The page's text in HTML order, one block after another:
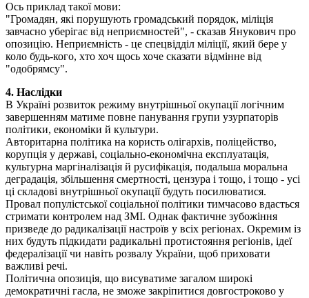
Ось приклад такої мови:
"Громадян, які порушують громадський порядок, міліція
завчасно уберігає від неприємностей", - сказав Янукович про
опозицію. Неприємність - це спецвідділ міліції, який бере у
коло будь-кого, хто хоч щось хоче сказати відмінне від
"одобрямсу".
4. Наслідки
В Україні розвиток режиму внутрішньої окупації логічним
завершенням матиме повне панування групи узурпаторів
політики, економіки й культури.
Авторитарна політика на користь олігархів, поліцейство,
корупція у державі, соціально-економічна експлуатація,
культурна маргіналізація й русифікація, подальша моральна
деградація, збільшення смертності, цензура і тощо, і тощо - усі
ці складові внутрішньої окупації будуть посилюватися.
Провал популістської соціальної політики тимчасово вдасться
стримати контролем над ЗМІ. Однак фактичне зубожіння
призведе до радикалізації настроїв у всіх регіонах. Окремим із
них будуть підкидати радикальні протистояння регіонів, ідеї
федералізації чи навіть розвалу України, щоб приховати
важливі речі.
Політична опозиція, що висуватиме загалом широкі
демократичні гасла, не зможе закріпитися довгостроково у